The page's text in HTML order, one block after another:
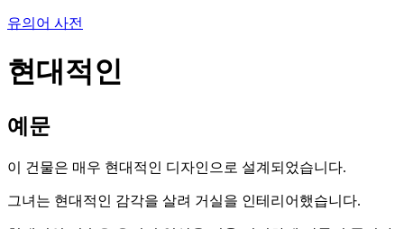
유의어 사전
현대적인
예문
이 건물은 매우 현대적인 디자인으로 설계되었습니다.
그녀는 현대적인 감각을 살려 거실을 인테리어했습니다.